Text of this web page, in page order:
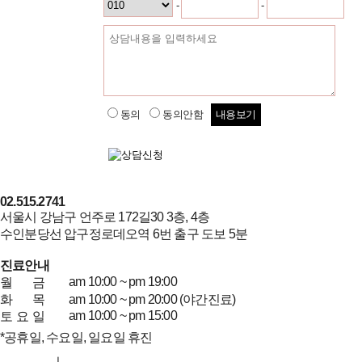
- -
동의 동의안함 내용보기
02.515.2741
서울시 강남구 언주로 172길30 3층, 4층
수인분당선 압구정로데오역 6번 출구 도보 5분
진료안내
월
금
am 10:00 ~ pm 19:00
화
목
am 10:00 ~ pm 20:00 (야간진료)
토 요 일
am 10:00 ~ pm 15:00
*공휴일, 수요일, 일요일 휴진